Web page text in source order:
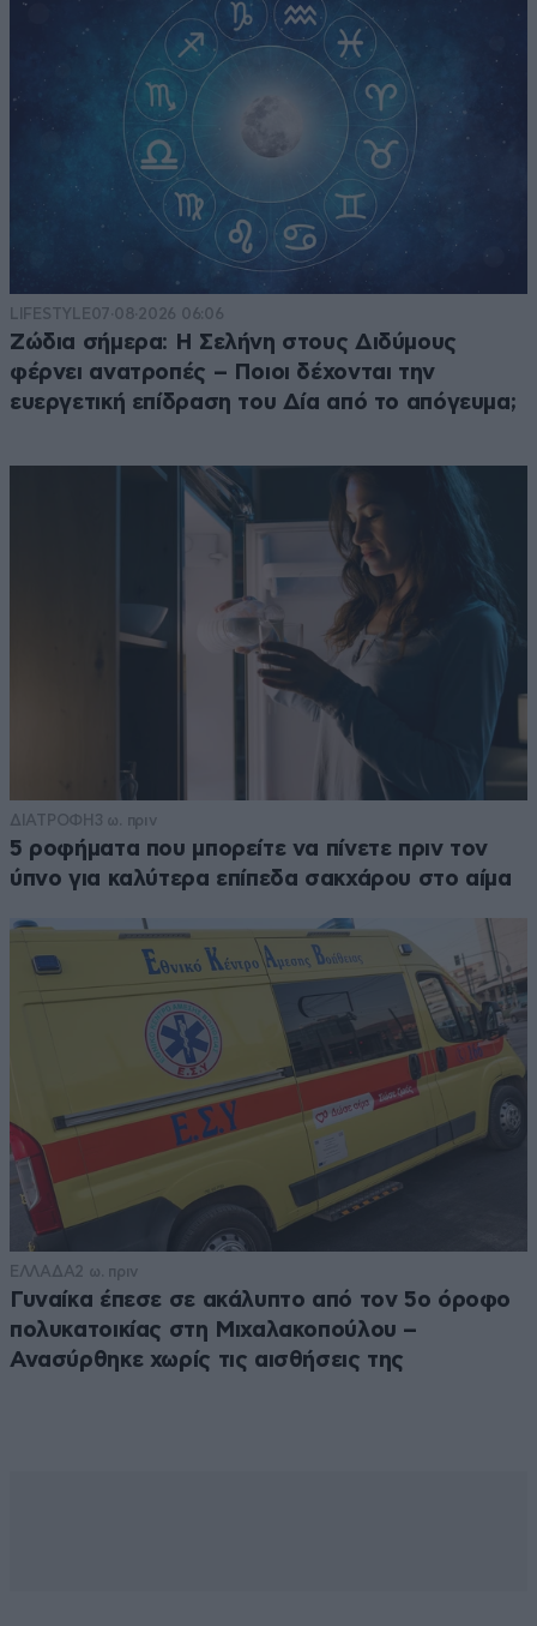
LIFESTYLE07·08·2026 06:06
Ζώδια σήμερα: Η Σελήνη στους Διδύμους
φέρνει ανατροπές – Ποιοι δέχονται την
ευεργετική επίδραση του Δία από το απόγευμα;
ΔΙΑΤΡΟΦΗ 3 ω. πριν
5 ροφήματα που μπορείτε να πίνετε πριν τον
ύπνο για καλύτερα επίπεδα σακχάρου στο αίμα
ΕΛΛΑΔΑ2 ω. πριν
Γυναίκα έπεσε σε ακάλυπτο από τον 5ο όροφο
πολυκατοικίας στη Μιχαλακοπούλου –
Ανασύρθηκε χωρίς τις αισθήσεις της